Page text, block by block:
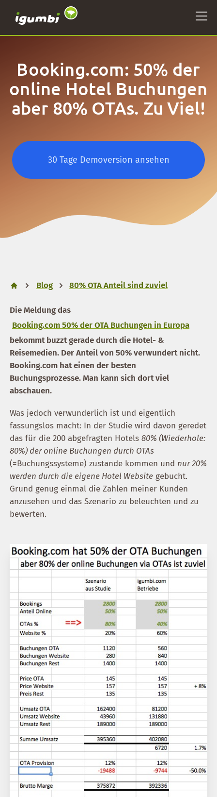
Booking.com: 50% der
online Hotel Buchungen
aber 80% OTAs. Zu Viel!
30 Tage Demoversion ansehen
Blog 80% OTA Anteil sind zuviel
Die Meldung das
Booking.com 50% der OTA Buchungen in Europa
bekommt buzzt gerade durch die Hotel- &
Reisemedien. Der Anteil von 50% verwundert nicht.
Booking.com hat einen der besten
Buchungsprozesse. Man kann sich dort viel
abschauen.
Was jedoch verwunderlich ist und eigentlich
fassungslos macht: In der Studie wird davon geredet
das für die 200 abgefragten Hotels 80% (Wiederhole:
80%) der online Buchungen durch OTAs
(=Buchungssysteme) zustande kommen und nur 20%
werden durch die eigene Hotel Website gebucht.
Grund genug einmal die Zahlen meiner Kunden
anzusehen und das Szenario zu beleuchten und zu
bewerten.